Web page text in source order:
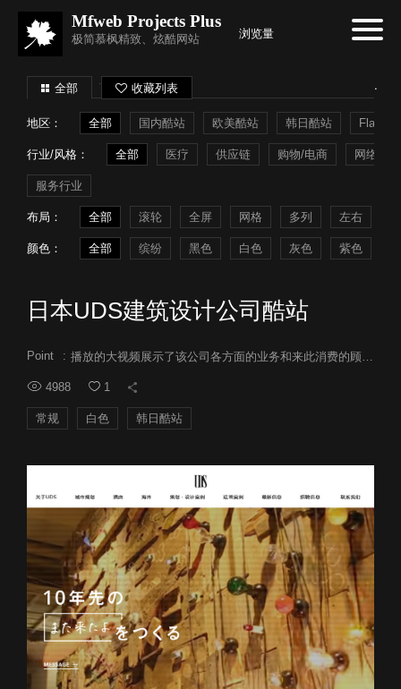
Mfweb Projects Plus
极简慕枫精致、炫酷网站 浏览量
全部 收藏列表
地区： 全部 国内酷站 欧美酷站 韩日酷站 Flash
行业/风格： 全部 医疗 供应链 购物/电商 网络系统
服务行业
布局： 全部 滚轮 全屏 网格 多列 左右
颜色： 全部 缤纷 黑色 白色 灰色 紫色
日本UDS建筑设计公司酷站
Point : 播放的大视频展示了该公司各方面的业务和来此消费的顾客的欢乐。
4988 1
常规 白色 韩日酷站